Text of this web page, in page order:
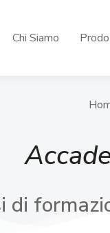
Chi Siamo
di